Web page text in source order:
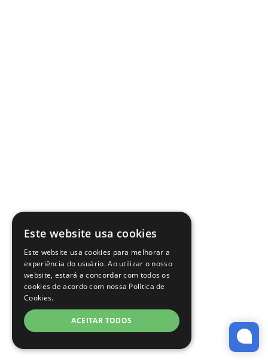
Este website usa cookies
Este website usa cookies para melhorar a
experiência do usuário. Ao utilizar o nosso
website, estará a concordar com todos os
cookies de acordo com nossa Política de
Cookies.
ACEITAR TODOS